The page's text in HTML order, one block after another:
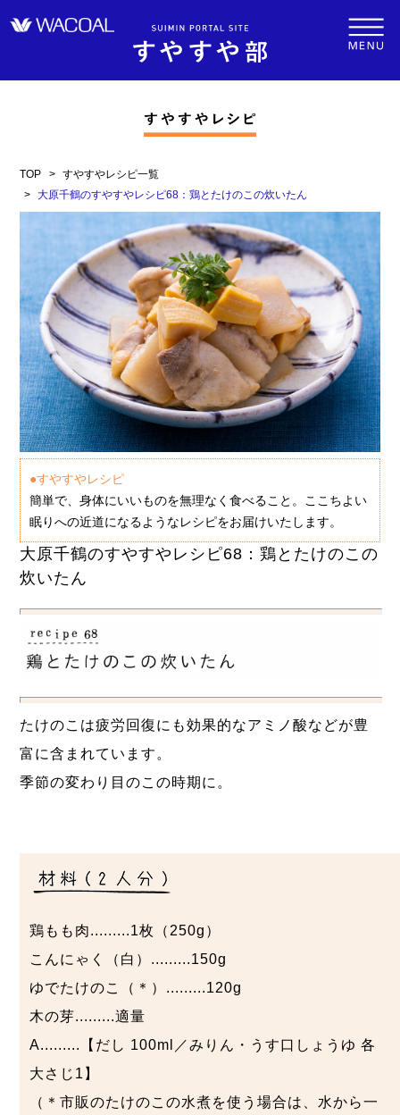
TOP
すやすやレシピ一覧
大原千鶴のすやすやレシピ68：鶏とたけのこの炊いたん
●すやすやレシピ
簡単で、身体にいいものを無理なく食べること。ここちよい
眠りへの近道になるようなレシピをお届けいたします。
大原千鶴のすやすやレシピ68：鶏とたけのこの
炊いたん
たけのこは疲労回復にも効果的なアミノ酸などが豊
富に含まれています。
季節の変わり目のこの時期に。
鶏もも肉.........1枚（250g）
こんにゃく（白）.........150g
ゆでたけのこ（＊）.........120g
木の芽.........適量
A.........【だし 100ml／みりん・うす口しょうゆ 各
大さじ1】
（＊市販のたけのこの水煮を使う場合は、水から一